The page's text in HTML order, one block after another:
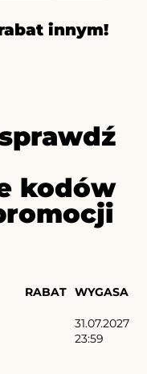
innym!
kodów
RABAT WYGASA
31.07.2027
23:59